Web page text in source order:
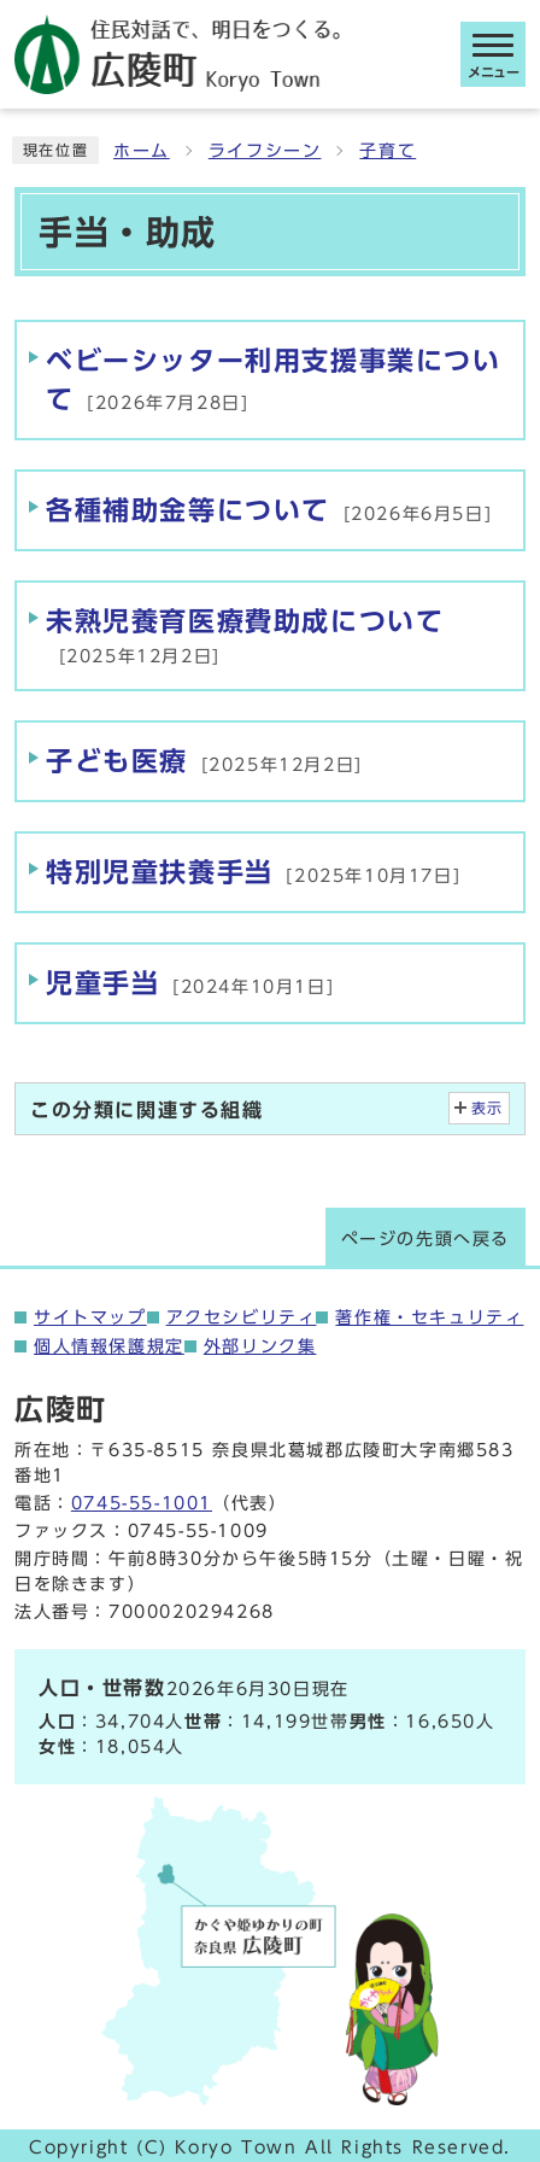
メニュー
現在位置 ホーム ライフシーン 子育て
手当・助成
メインメニュー
ベビーシッター利用支援事業につい
て
[2026年7月28日]
各種補助金等について [2026年6月5日]
未熟児養育医療費助成について
[2025年12月2日]
子ども医療 [2025年12月2日]
特別児童扶養手当 [2025年10月17日]
児童手当 [2024年10月1日]
この分類に関連する組織 表示
ページの先頭へ戻る
サイトマップ アクセシビリティ
著作権・セキュリティ
個人情報保護規定
外部リンク集
広陵町
所在地：〒635-8515 奈良県北葛城郡広陵町大字南郷583
番地1
電話： 0745-55-1001
（代表）
ファックス：0745-55-1009
開庁時間：午前8時30分から午後5時15分（土曜・日曜・祝
日を除きます）
法人番号：7000020294268
人口・世帯数 2026年6月30日現在
人口
：34,704人世帯 ：14,199世帯男性 ：16,650人
女性 ：18,054人
Copyright (C) Koryo Town All Rights Reserved.